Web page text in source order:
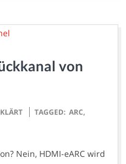
von
TAGGED: ARC,
Nein, HDMI-eARC wird